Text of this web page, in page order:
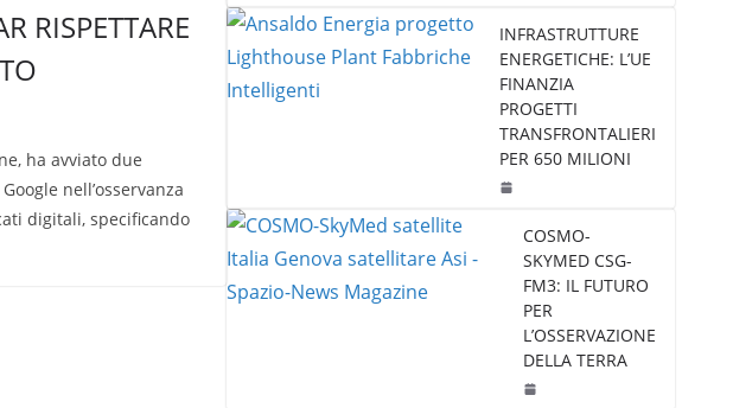
RISPETTARE
ha avviato due
nell’osservanza
digitali, specificando
INFRASTRUTTURE
ENERGETICHE: L’UE
FINANZIA
PROGETTI
TRANSFRONTALIERI
PER 650 MILIONI
COSMO-
SKYMED CSG-
FM3: IL FUTURO
PER
L’OSSERVAZIONE
DELLA TERRA